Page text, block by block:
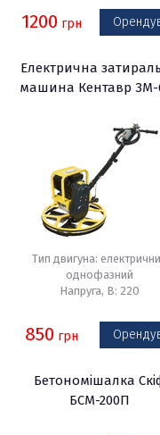
1200 грн
Електрична
машина Кентавр ЗМ-
Тип двигуна:
однофазний
Напруга, В: 220
850 грн
Бетономішалка
БСМ-200П